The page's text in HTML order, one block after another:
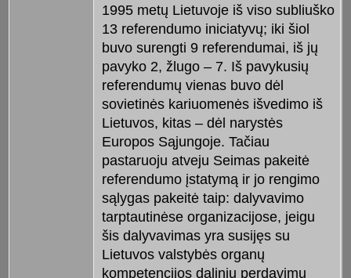
1995 metų Lietuvoje iš viso subliuško
13 referendumo iniciatyvų; iki šiol
buvo surengti 9 referendumai, iš jų
pavyko 2, žlugo – 7. Iš pavykusių
referendumų vienas buvo dėl
sovietinės kariuomenės išvedimo iš
Lietuvos, kitas – dėl narystės
Europos Sąjungoje. Tačiau
pastaruoju atveju Seimas pakeitė
referendumo įstatymą ir jo rengimo
sąlygas pakeitė taip: dalyvavimo
tarptautinėse organizacijose, jeigu
šis dalyvavimas yra susijęs su
Lietuvos valstybės organų
kompetencijos daliniu perdavimu